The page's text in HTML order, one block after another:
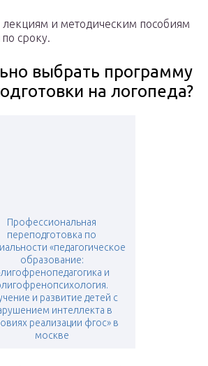
лекциям и методическим пособиям
сроку.
выбрать программу
на логопеда?
Профессиональная
переподготовка по
«педагогическое
образование:
и
и развитие детей с
интеллекта в
реализации фгос» в
москве